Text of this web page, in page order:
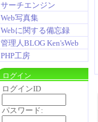
サーチエンジン
Web写真集
Webに関する備忘録
管理人BLOG Ken'sWeb
PHP工房
ログイン
ログインID
パスワード: